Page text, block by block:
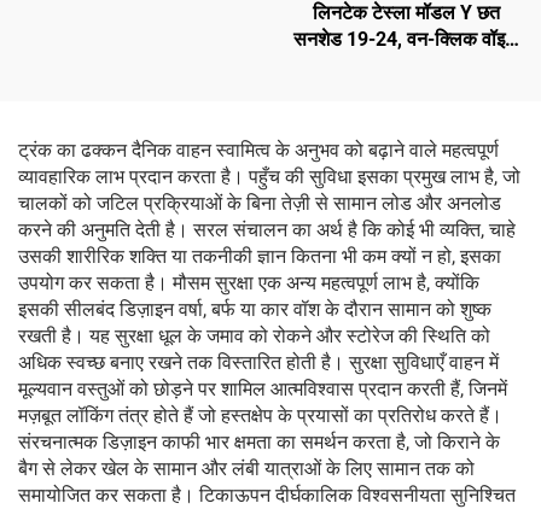
लिनटेक टेस्ला मॉडल Y छत
सनशेड 19-24, वन-क्लिक वॉइस
ट्रंक का ढक्कन दैनिक वाहन स्वामित्व के अनुभव को बढ़ाने वाले महत्वपूर्ण
व्यावहारिक लाभ प्रदान करता है। पहुँच की सुविधा इसका प्रमुख लाभ है, जो
चालकों को जटिल प्रक्रियाओं के बिना तेज़ी से सामान लोड और अनलोड
करने की अनुमति देती है। सरल संचालन का अर्थ है कि कोई भी व्यक्ति, चाहे
उसकी शारीरिक शक्ति या तकनीकी ज्ञान कितना भी कम क्यों न हो, इसका
उपयोग कर सकता है। मौसम सुरक्षा एक अन्य महत्वपूर्ण लाभ है, क्योंकि
इसकी सीलबंद डिज़ाइन वर्षा, बर्फ या कार वॉश के दौरान सामान को शुष्क
रखती है। यह सुरक्षा धूल के जमाव को रोकने और स्टोरेज की स्थिति को
अधिक स्वच्छ बनाए रखने तक विस्तारित होती है। सुरक्षा सुविधाएँ वाहन में
मूल्यवान वस्तुओं को छोड़ने पर शामिल आत्मविश्वास प्रदान करती हैं, जिनमें
मज़बूत लॉकिंग तंत्र होते हैं जो हस्तक्षेप के प्रयासों का प्रतिरोध करते हैं।
संरचनात्मक डिज़ाइन काफी भार क्षमता का समर्थन करता है, जो किराने के
बैग से लेकर खेल के सामान और लंबी यात्राओं के लिए सामान तक को
समायोजित कर सकता है। टिकाऊपन दीर्घकालिक विश्वसनीयता सुनिश्चित